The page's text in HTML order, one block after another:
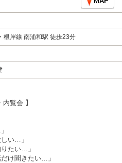
根岸線 南浦和駅 徒歩23分
覧会 】
い…」
たい…」
け聞きたい…」